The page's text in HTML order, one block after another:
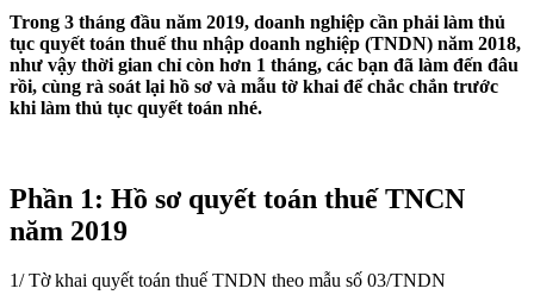
Trong 3 tháng đầu năm 2019, doanh nghiệp cần phải làm thủ
tục quyết toán thuế thu nhập doanh nghiệp (TNDN) năm 2018,
như vậy thời gian chỉ còn hơn 1 tháng, các bạn đã làm đến đâu
rồi, cùng rà soát lại hồ sơ và mẫu tờ khai để chắc chắn trước
khi làm thủ tục quyết toán nhé.
Phần 1: Hồ sơ quyết toán thuế TNCN
năm 2019
1/ Tờ khai quyết toán thuế TNDN theo mẫu số 03/TNDN